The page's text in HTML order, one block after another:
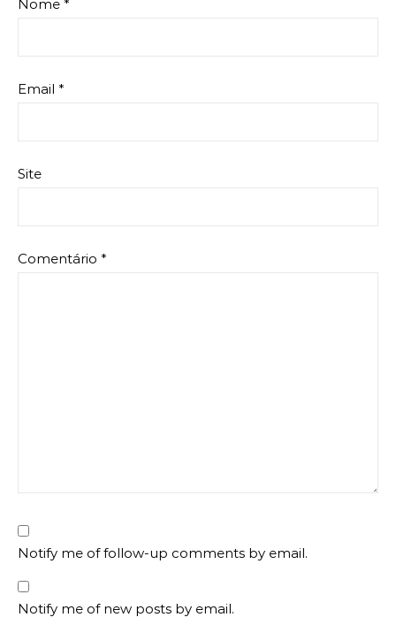
Nome *
Email *
Site
Comentário *
Notify me of follow-up comments by email.
Notify me of new posts by email.